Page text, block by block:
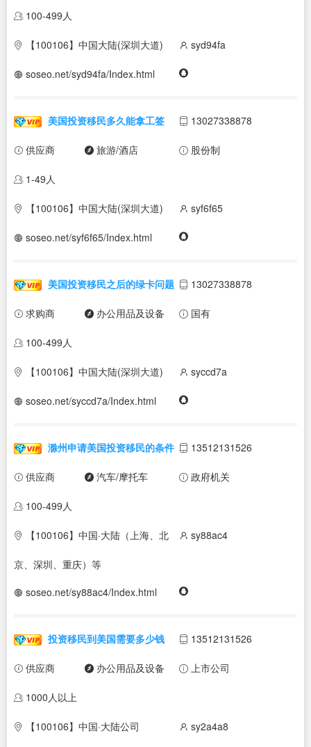
100-499人
【100106】中国大陆(深圳大道) syd94fa
soseo.net/syd94fa/Index.html
美国投资移民多久能拿工签 13027338878
供应商 旅游/酒店 股份制
1-49人
【100106】中国大陆(深圳大道) syf6f65
soseo.net/syf6f65/Index.html
美国投资移民之后的绿卡问题 13027338878
求购商 办公用品及设备 国有
100-499人
【100106】中国大陆(深圳大道) syccd7a
soseo.net/syccd7a/Index.html
滁州申请美国投资移民的条件 13512131526
供应商 汽车/摩托车 政府机关
100-499人
【100106】中国·大陆（上海、北
京、深圳、重庆）等
sy88ac4
soseo.net/sy88ac4/Index.html
投资移民到美国需要多少钱 13512131526
供应商 办公用品及设备 上市公司
1000人以上
【100106】中国·大陆公司 sy2a4a8